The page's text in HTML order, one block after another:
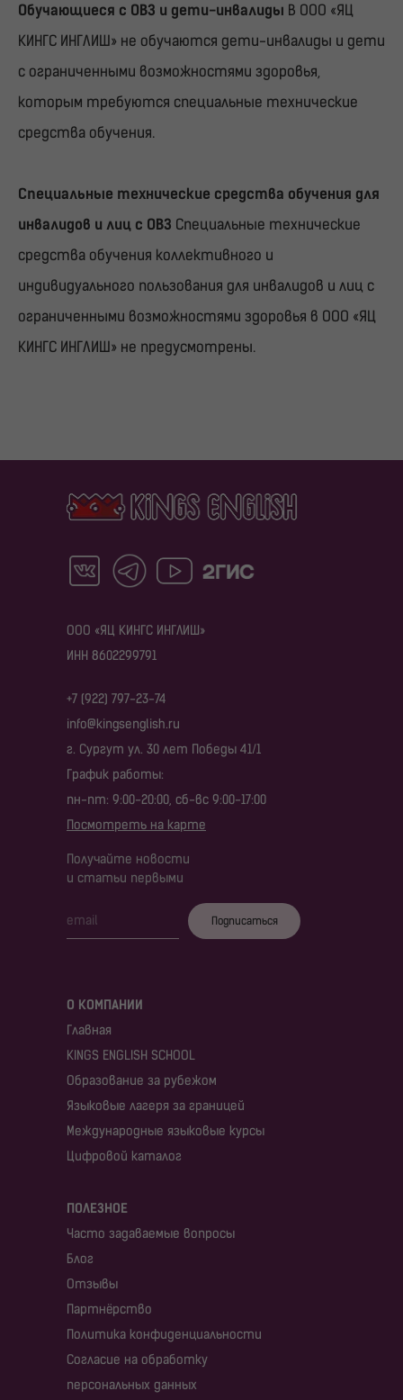
Обучающиеся с ОВЗ и дети-инвалиды В ООО «ЯЦ
КИНГС ИНГЛИШ» не обучаются дети-инвалиды и дети
с ограниченными возможностями здоровья,
которым требуются специальные технические
средства обучения.
Специальные технические средства обучения для
инвалидов и лиц с ОВЗ Специальные технические
средства обучения коллективного и
индивидуального пользования для инвалидов и лиц с
ограниченными возможностями здоровья в ООО «ЯЦ
КИНГС ИНГЛИШ» не предусмотрены.
О КОМПАНИИ
Главная
KINGS ENGLISH SCHOOL
Образование за рубежом
Языковые лагеря за границей
Международные языковые курсы
Цифровой каталог
ООО «ЯЦ КИНГС ИНГЛИШ»
ИНН 8602299791
ПОЛЕЗНОЕ
Часто задаваемые вопросы
Блог
Отзывы
Партнёрство
Политика конфиденциальности
Согласие на обработку
персональных данных
+7 (922) 797-23-74
info@kingsenglish.ru
г. Сургут ул. 30 лет Победы 41/1
График работы:
пн-пт: 9:00-20:00, сб-вс 9:00-17:00
Посмотреть на карте
Получайте новости
и статьи первыми
Подписаться